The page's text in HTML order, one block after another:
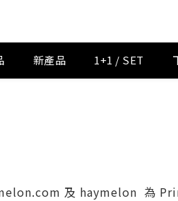
新產品 1+1 / SET
及 haymelon 為